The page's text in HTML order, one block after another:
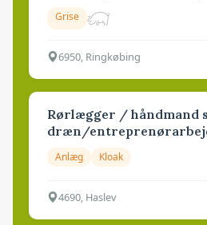
Grise
6950, Ringkøbing
Rørlægger / håndmand
dræn/
Anlæg Kloak
4690, Haslev